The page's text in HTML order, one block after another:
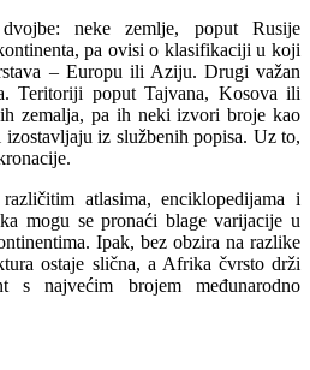
neke zemlje, poput Rusije
pa ovisi o klasifikaciji u koji
– Europu ili Aziju. Drugi važan
Teritoriji poput Tajvana, Kosova ili
zemalja, pa ih neki izvori broje kao
iz službenih popisa. Uz to,
atlasima, enciklopedijama i
mogu se pronaći blage varijacije u
Ipak, bez obzira na razlike
ostaje slična, a Afrika čvrsto drži
s najvećim brojem međunarodno